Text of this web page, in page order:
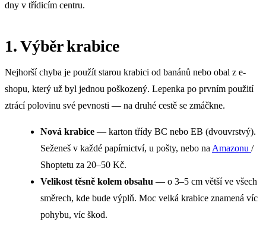
dny v třídicím centru.
1. Výběr krabice
Nejhorší chyba je použít starou krabici od banánů nebo obal z e-
shopu, který už byl jednou poškozený. Lepenka po prvním použití
ztrácí polovinu své pevnosti — na druhé cestě se zmáčkne.
Nová krabice — karton třídy BC nebo EB (dvouvrstvý).
Seženeš v každé papírnictví, u pošty, nebo na Amazonu /
Shoptetu za 20–50 Kč.
Velikost těsně kolem obsahu — o 3–5 cm větší ve všech
směrech, kde bude výplň. Moc velká krabice znamená víc
pohybu, víc škod.